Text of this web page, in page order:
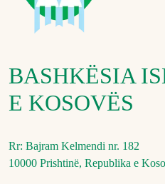
BASHKËSIA
E KOSOVËS
Rr: Bajram Kelmendi nr. 182
10000 Prishtinë, Republika e